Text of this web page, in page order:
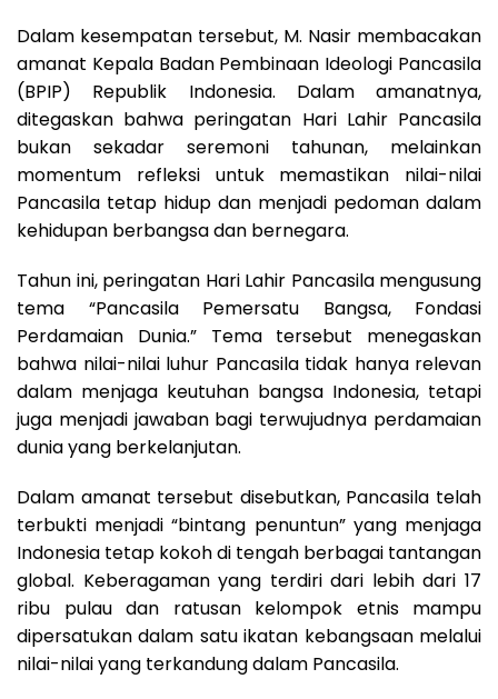
Dalam kesempatan tersebut, M. Nasir membacakan
amanat Kepala Badan Pembinaan Ideologi Pancasila
(BPIP) Republik Indonesia. Dalam amanatnya,
ditegaskan bahwa peringatan Hari Lahir Pancasila
bukan sekadar seremoni tahunan, melainkan
momentum refleksi untuk memastikan nilai-nilai
Pancasila tetap hidup dan menjadi pedoman dalam
kehidupan berbangsa dan bernegara.
Tahun ini, peringatan Hari Lahir Pancasila mengusung
tema “Pancasila Pemersatu Bangsa, Fondasi
Perdamaian Dunia.” Tema tersebut menegaskan
bahwa nilai-nilai luhur Pancasila tidak hanya relevan
dalam menjaga keutuhan bangsa Indonesia, tetapi
juga menjadi jawaban bagi terwujudnya perdamaian
dunia yang berkelanjutan.
Dalam amanat tersebut disebutkan, Pancasila telah
terbukti menjadi “bintang penuntun” yang menjaga
Indonesia tetap kokoh di tengah berbagai tantangan
global. Keberagaman yang terdiri dari lebih dari 17
ribu pulau dan ratusan kelompok etnis mampu
dipersatukan dalam satu ikatan kebangsaan melalui
nilai-nilai yang terkandung dalam Pancasila.